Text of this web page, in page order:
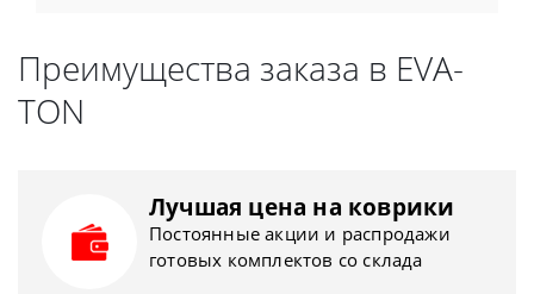
Преимущества заказа в EVA-
TON
Лучшая цена на коврики
Постоянные акции и распродажи
готовых комплектов со склада